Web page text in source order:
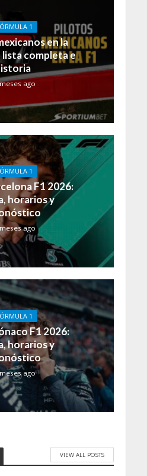
1
en la
lista completa e
ago
1
F1 2026:
horarios y
ago
1
F1 2026:
horarios y
ago
VIEW ALL POSTS